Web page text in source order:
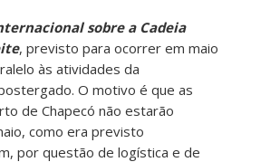
sobre a Cadeia
, previsto para ocorrer em maio
às atividades da
O motivo é que as
de Chapecó não estarão
como era previsto
por questão de logística e de